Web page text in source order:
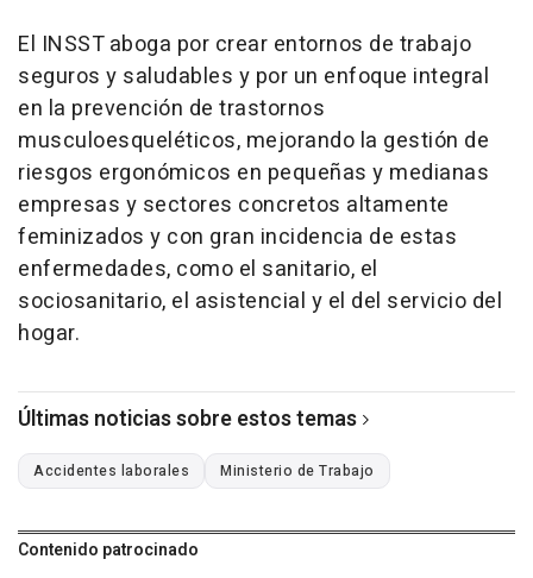
El INSST aboga por crear entornos de trabajo
seguros y saludables y por un enfoque integral
en la prevención de trastornos
musculoesqueléticos, mejorando la gestión de
riesgos ergonómicos en pequeñas y medianas
empresas y sectores concretos altamente
feminizados y con gran incidencia de estas
enfermedades, como el sanitario, el
sociosanitario, el asistencial y el del servicio del
hogar.
Últimas noticias sobre estos temas
Accidentes laborales Ministerio de Trabajo
Contenido patrocinado